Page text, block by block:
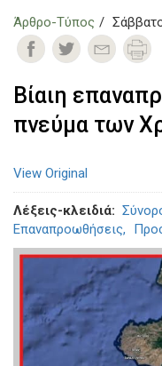
Άρθρο-Τύπος
Βίαιη
πνεύμα των
View Original
Λέξεις-κλειδιά
Επαναπροωθήσεις